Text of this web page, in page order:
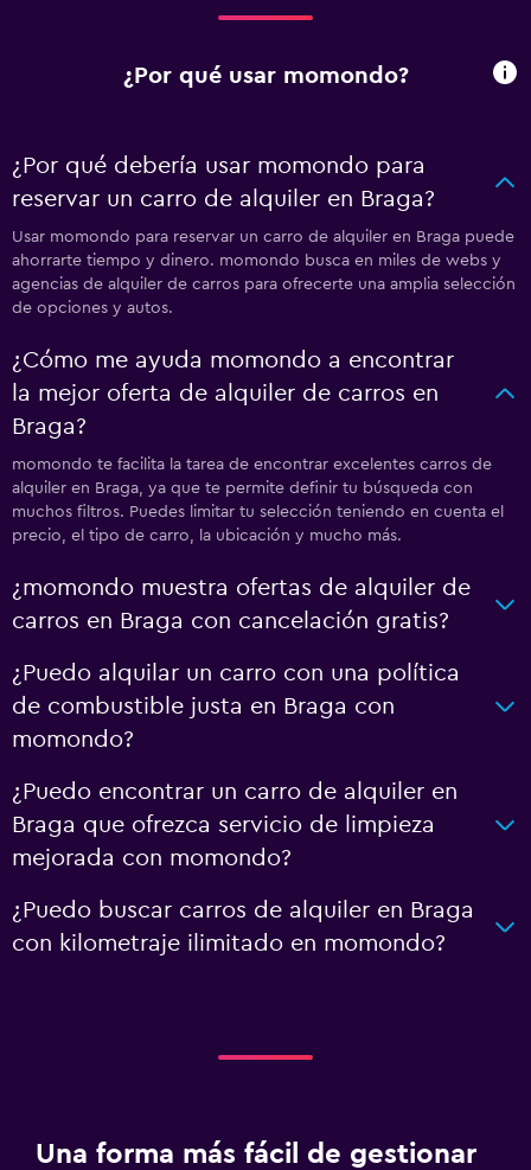
¿Por qué usar momondo?
¿Por qué debería usar momondo para
reservar un carro de alquiler en Braga?
Usar momondo para reservar un carro de alquiler en Braga puede
ahorrarte tiempo y dinero. momondo busca en miles de webs y
agencias de alquiler de carros para ofrecerte una amplia selección
de opciones y autos.
¿Cómo me ayuda momondo a encontrar
la mejor oferta de alquiler de carros en
Braga?
momondo te facilita la tarea de encontrar excelentes carros de
alquiler en Braga, ya que te permite definir tu búsqueda con
muchos filtros. Puedes limitar tu selección teniendo en cuenta el
precio, el tipo de carro, la ubicación y mucho más.
¿momondo muestra ofertas de alquiler de
carros en Braga con cancelación gratis?
¿Puedo alquilar un carro con una política
de combustible justa en Braga con
momondo?
¿Puedo encontrar un carro de alquiler en
Braga que ofrezca servicio de limpieza
mejorada con momondo?
¿Puedo buscar carros de alquiler en Braga
con kilometraje ilimitado en momondo?
Una forma más fácil de gestionar